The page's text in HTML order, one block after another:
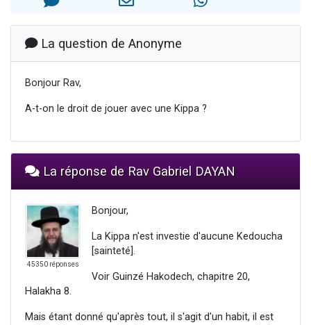
La question de Anonyme
Bonjour Rav,
A-t-on le droit de jouer avec une Kippa ?
La réponse de Rav Gabriel DAYAN
45350 réponses
Bonjour,
La Kippa n'est investie d'aucune Kedoucha
[sainteté].
Voir Guinzé Hakodech, chapitre 20,
Halakha 8.
Mais étant donné qu'après tout, il s'agit d'un habit, il est